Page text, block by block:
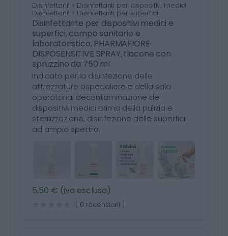
Disinfettanti > Disinfettanti per dispositivi medici
Disinfettanti > Disinfettanti per superfici
Disinfettante per dispositivi medici e
superfici, campo sanitario e
laboratoristico, PHARMAFIORE
DISPOSENSITIVE SPRAY, flacone con
spruzzino da 750 ml
Indicato per la disinfezione delle
attrezzature ospedaliere e della sala
operatoria; decontaminazione dei
dispositivi medici prima della pulizia e
sterilizzazione, disinfezione delle superfici
ad ampio spettro.
5,50 € (iva esclusa)
( 0 recensioni )